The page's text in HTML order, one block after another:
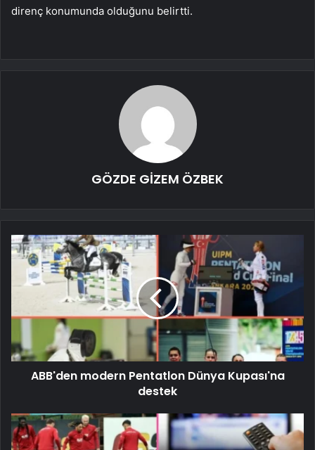
direnç konumunda olduğunu belirtti.
GÖZDE GİZEM ÖZBEK
ABB'den modern Pentatlon Dünya Kupası'na
destek